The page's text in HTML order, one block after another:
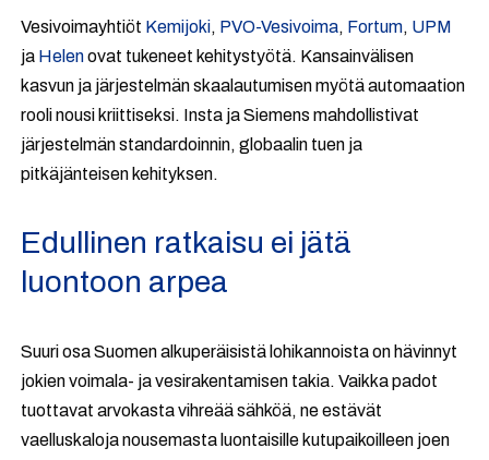
Vesivoimayhtiöt Kemijoki, PVO-Vesivoima, Fortum, UPM
ja Helenovat tukeneet kehitystyötä. Kansainvälisen
kasvun ja järjestelmän skaalautumisen myötä automaation
rooli nousi kriittiseksi. Insta ja Siemens mahdollistivat
järjestelmän standardoinnin, globaalin tuen ja
pitkäjänteisen kehityksen.
Edullinen ratkaisu ei jätä
luontoon arpea
Suuri osa Suomen alkuperäisistä lohikannoista on hävinnyt
jokien voimala- ja vesirakentamisen takia. Vaikka padot
tuottavat arvokasta vihreää sähköä, ne estävät
vaelluskaloja nousemasta luontaisille kutupaikoilleen joen